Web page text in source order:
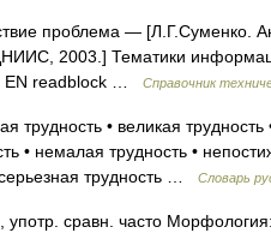
проблема — [Л.Г.Суменко.
2003.] Тематики
EN readblock …
Справочник
трудность • великая
• немалая трудность •
трудность …
Словарь
сравн. часто Морфология: